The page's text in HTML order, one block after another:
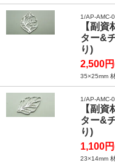
1/AP-AMC-
【副
ター&
り)
2,500
35×25mm
1/AP-AMC-
【副
ター&
り)
1,100
23×14mm